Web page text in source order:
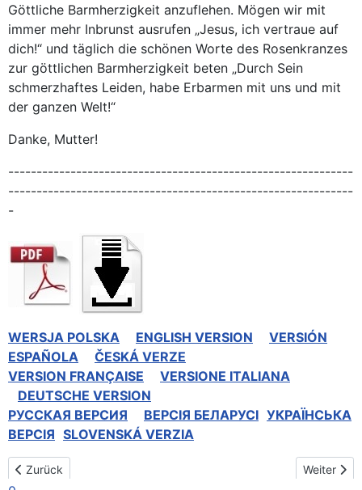
Göttliche Barmherzigkeit anzuflehen. Mögen wir mit
immer mehr Inbrunst ausrufen „Jesus, ich vertraue auf
dich!“ und täglich die schönen Worte des Rosenkranzes
zur göttlichen Barmherzigkeit beten „Durch Sein
schmerzhaftes Leiden, habe Erbarmen mit uns und mit
der ganzen Welt!“
Danke, Mutter!
-------------------------------------------------------------
-------------------------------------------------------------
-
WERSJA POLSKA ENGLISH VERSION
VERSIÓN
ESPAÑOLA
ČESKÁ VERZE
VERSION FRANÇAISE
VERSIONE ITALIANA
DEUTSCHE VERSION
РУССКАЯ BЕРСИЯ
BEPCIЯ БЕЛАРУСІ УКРАЇНСЬКА
ВЕРСІЯ SLOVENSKÁ VERZIA
Vorheriger Beitrag: Panama Chitre 2019
Zurück Nächster
Weiter